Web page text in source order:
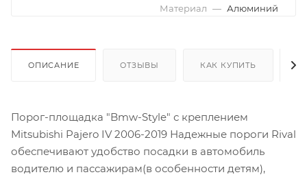
Материал — Алюминий
ОПИСАНИЕ ОТЗЫВЫ КАК КУПИТЬ
Порог-площадка "Bmw-Style" с креплением
Mitsubishi Pajero IV 2006-2019 Надежные пороги Rival
обеспечивают удобство посадки в автомобиль
водителю и пассажирам(в особенности детям),